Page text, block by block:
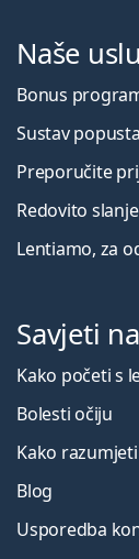
Naše
Bonus
Sustav popusta
Preporučite
Redovito
Lentiamo, za
Savjeti
Kako početi s
Bolesti očiju
Kako
Blog
Usporedba